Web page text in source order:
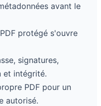
avant le
protégé s'ouvre
signatures,
et intégrité.
PDF pour un
autorisé.